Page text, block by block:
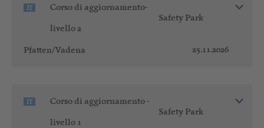
IT
Corso di aggiornamento-
livello 2
Safety Park
Pfatten/Vadena 25.11.2026
IT
Corso di aggiornamento -
livello 1
Safety Park